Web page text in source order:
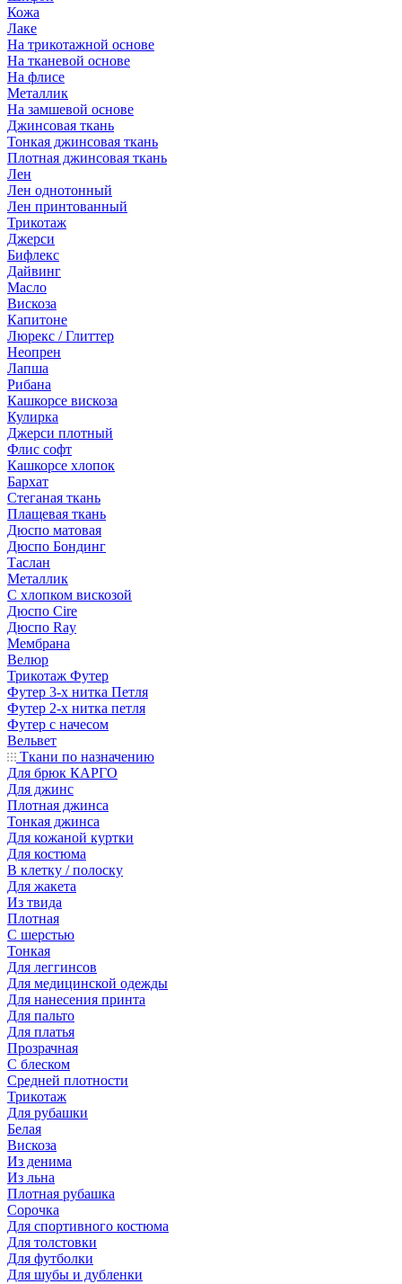
Кожа
Лаке
На трикотажной основе
На тканевой основе
На флисе
Металлик
На замшевой основе
Джинсовая ткань
Тонкая джинсовая ткань
Плотная джинсовая ткань
Лен
Лен однотонный
Лен принтованный
Трикотаж
Джерси
Бифлекс
Дайвинг
Масло
Вискоза
Капитоне
Люрекс / Глиттер
Неопрен
Лапша
Рибана
Кашкорсе вискоза
Кулирка
Джерси плотный
Флис софт
Кашкорсе хлопок
Бархат
Стеганая ткань
Плащевая ткань
Дюспо матовая
Дюспо Бондинг
Таслан
Металлик
С хлопком вискозой
Дюспо Cire
Дюспо Ray
Мембрана
Велюр
Трикотаж Футер
Футер 3-х нитка Петля
Футер 2-х нитка петля
Футер с начесом
Вельвет
Ткани по назначению
Для брюк КАРГО
Для джинс
Плотная джинса
Тонкая джинса
Для кожаной куртки
Для костюма
В клетку / полоску
Для жакета
Из твида
Плотная
С шерстью
Тонкая
Для леггинсов
Для медицинской одежды
Для нанесения принта
Для пальто
Для платья
Прозрачная
С блеском
Средней плотности
Трикотаж
Для рубашки
Белая
Вискоза
Из денима
Из льна
Плотная рубашка
Сорочка
Для спортивного костюма
Для толстовки
Для футболки
Для шубы и дубленки